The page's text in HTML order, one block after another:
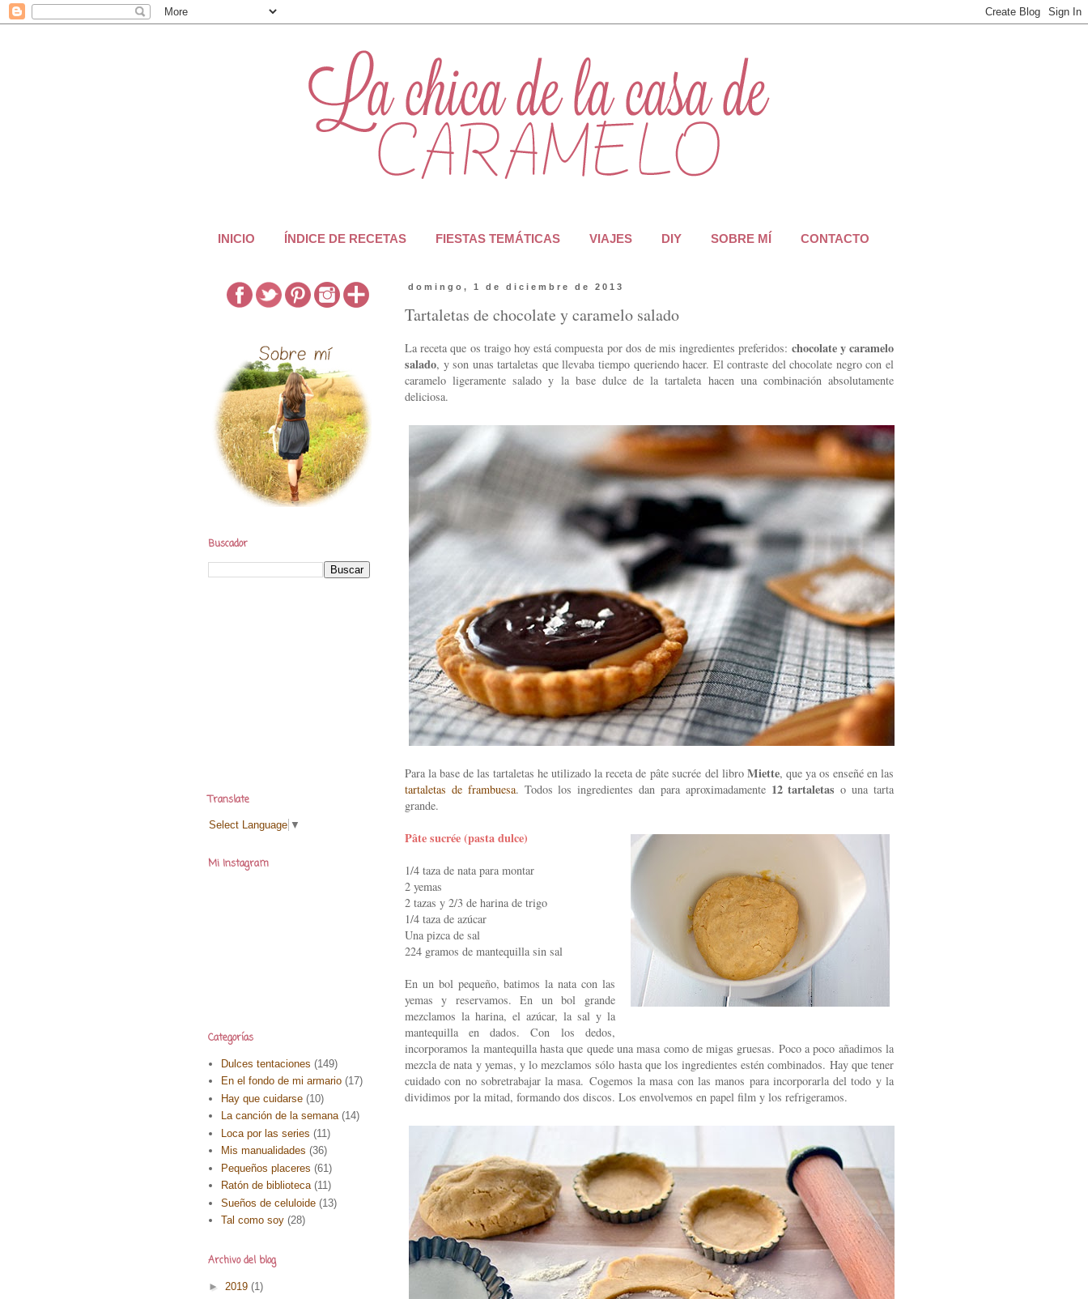
INICIO ÍNDICE DE RECETAS FIESTAS TEMÁTICAS VIAJES DIY SOBRE MÍ CONTACTO
domingo, 1 de diciembre de 2013
Tartaletas de chocolate y caramelo salado
La receta que os traigo hoy está compuesta por dos de mis ingredientes preferidos: chocolate y caramelo
salado, y son unas tartaletas que llevaba tiempo queriendo hacer. El contraste del chocolate negro con el
caramelo ligeramente salado y la base dulce de la tartaleta hacen una combinación absolutamente
deliciosa.
Para la base de las tartaletas he utilizado la receta de pâte sucrée del libro Miette, que ya os enseñé en las
tartaletas de frambuesa. Todos los ingredientes dan para aproximadamente 12 tartaletas o una tarta
grande.
Pâte sucrée (pasta dulce)
1/4 taza de nata para montar
2 yemas
2 tazas y 2/3 de harina de trigo
1/4 taza de azúcar
Una pizca de sal
224 gramos de mantequilla sin sal
En un bol pequeño, batimos la nata con las
yemas y reservamos. En un bol grande
mezclamos la harina, el azúcar, la sal y la
mantequilla en dados. Con los dedos,
incorporamos la mantequilla hasta que quede una masa como de migas gruesas. Poco a poco añadimos la
mezcla de nata y yemas, y lo mezclamos sólo hasta que los ingredientes estén combinados. Hay que tener
cuidado con no sobretrabajar la masa. Cogemos la masa con las manos para incorporarla del todo y la
dividimos por la mitad, formando dos discos. Los envolvemos en papel film y los refrigeramos.
Buscador
Translate
Select Language ▼
Mi Instagram
Categorías
Dulces tentaciones (149)
En el fondo de mi armario (17)
Hay que cuidarse (10)
La canción de la semana (14)
Loca por las series (11)
Mis manualidades (36)
Pequeños placeres (61)
Ratón de biblioteca (11)
Sueños de celuloide (13)
Tal como soy (28)
Archivo del blog
► 2019 (1)